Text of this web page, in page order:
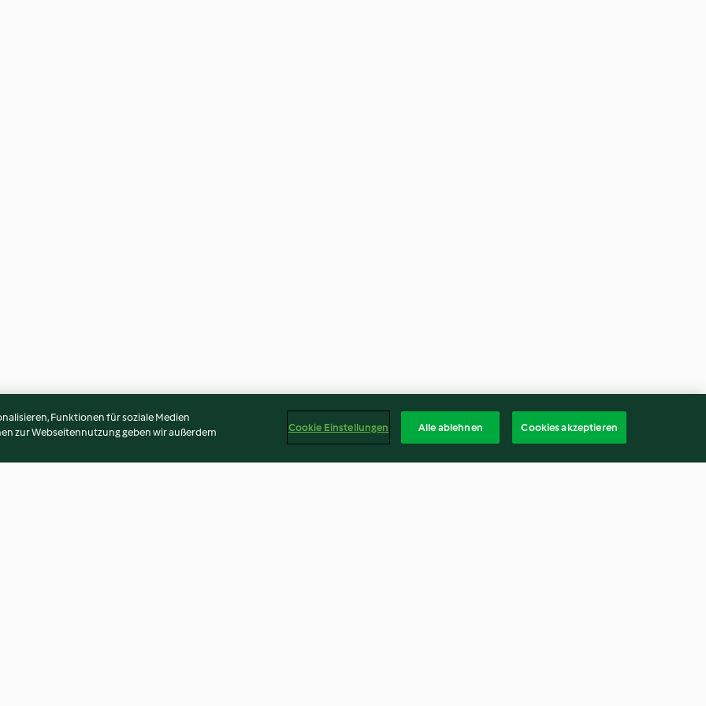
Funktionen für soziale Medien
zur Webseitennutzung geben wir außerdem
Cookie Einstellungen Alle ablehnen Cookies akzeptieren